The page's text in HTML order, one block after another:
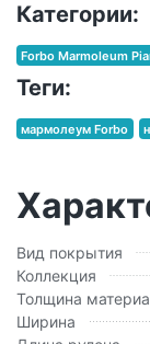
Категории:
Forbo Marmoleum
Теги:
мармолеум Forbo
Вид покрытия
Коллекция
Толщина
Ширина